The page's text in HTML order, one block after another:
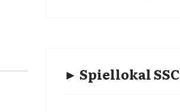
► Spiellokal SSC